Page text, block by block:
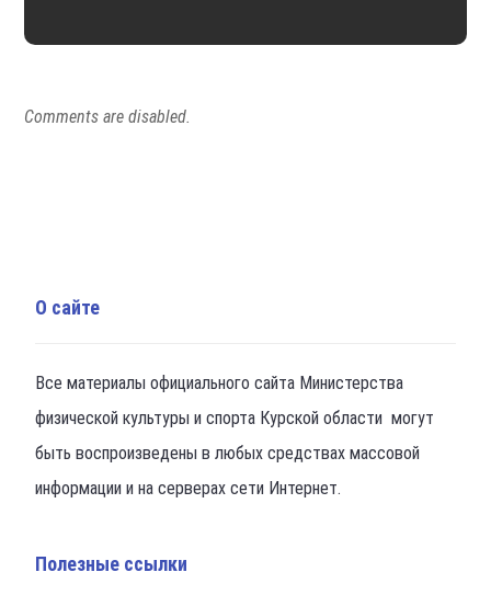
Comments are disabled.
О сайте
Все материалы официального сайта Министерства
физической культуры и спорта Курской области могут
быть воспроизведены в любых средствах массовой
информации и на серверах сети Интернет.
Полезные ссылки